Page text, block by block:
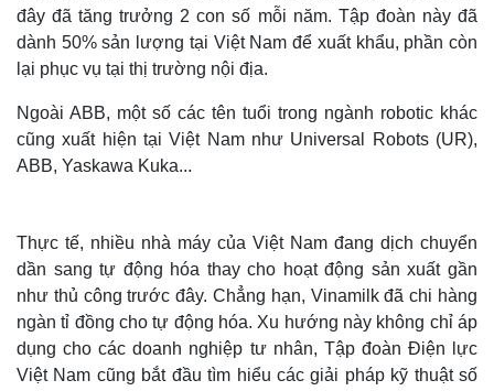
đây đã tăng trưởng 2 con số mỗi năm. Tập đoàn này đã
dành 50% sản lượng tại Việt Nam để xuất khẩu, phần còn
lại phục vụ tại thị trường nội địa.
Ngoài ABB, một số các tên tuổi trong ngành robotic khác
cũng xuất hiện tại Việt Nam như Universal Robots (UR),
ABB, Yaskawa Kuka...
Thực tế, nhiều nhà máy của Việt Nam đang dịch chuyển
dần sang tự động hóa thay cho hoạt động sản xuất gần
như thủ công trước đây. Chẳng hạn, Vinamilk đã chi hàng
ngàn tỉ đồng cho tự động hóa. Xu hướng này không chỉ áp
dụng cho các doanh nghiệp tư nhân, Tập đoàn Điện lực
Việt Nam cũng bắt đầu tìm hiểu các giải pháp kỹ thuật số